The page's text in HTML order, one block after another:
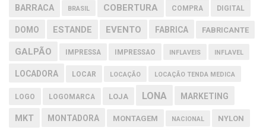
BARRACA BRASIL COBERTURA COMPRA DIGITAL
DOMO ESTANDE EVENTO FABRICA FABRICANTE
GALPÃO IMPRESSA IMPRESSAO INFLAVEIS INFLAVEL
LOCADORA LOCAR LOCAÇÃO LOCAÇÃO TENDA MEDICA
LOGO LOGOMARCA LOJA LONA MARKETING
MKT MONTADORA MONTAGEM NACIONAL NYLON